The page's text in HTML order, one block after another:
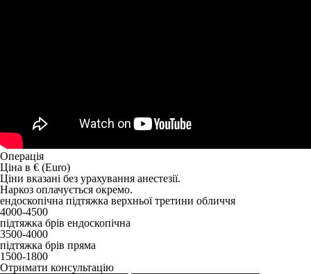
Операція
Ціна в € (Euro)
Ціни вказані без урахування анестезії.
Наркоз оплачується окремо.
ендоскопічна підтяжка верхньої третини обличчя
4000-4500
підтяжка брів ендоскопічна
3500-4000
підтяжка брів пряма
1500-1800
Отримати консультацію